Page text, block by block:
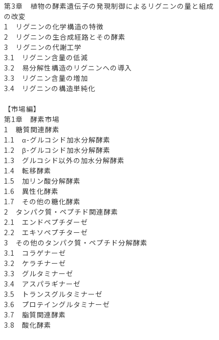
第3章 植物の酵素遺伝子の発現制御によるリグニンの量と組成
の改変
1 リグニンの化学構造の特徴
2 リグニンの生合成経路とその酵素
3 リグニンの代謝工学
3.1 リグニン含量の低減
3.2 易分解性構造のリグニンへの導入
3.3 リグニン含量の増加
3.4 リグニンの構造単純化
【市場編】
第1章 酵素市場
1 糖質関連酵素
1.1 α-グルコシド加水分解酵素
1.2 β-グルコシド加水分解酵素
1.3 グルコシド以外の加水分解酵素
1.4 転移酵素
1.5 加リン酸分解酵素
1.6 異性化酵素
1.7 その他の糖化酵素
2 タンパク質・ペプチド関連酵素
2.1 エンドペプチダーゼ
2.2 エキソペプチターゼ
3 その他のタンパク質・ペプチド分解酵素
3.1 コラゲナーゼ
3.2 ケラチナーゼ
3.3 グルタミナーゼ
3.4 アスパラギナーゼ
3.5 トランスグルタミナーゼ
3.6 プロテイングルタミナーゼ
3.7 脂質関連酵素
3.8 酸化酵素